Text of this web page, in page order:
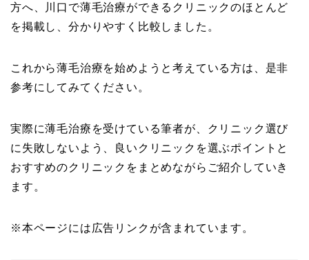
方へ、川口で薄毛治療ができるクリニックのほとんど
を掲載し、分かりやすく比較しました。
これから薄毛治療を始めようと考えている方は、是非
参考にしてみてください。
実際に薄毛治療を受けている筆者が、クリニック選び
に失敗しないよう、良いクリニックを選ぶポイントと
おすすめのクリニックをまとめながらご紹介していき
ます。
※本ページには広告リンクが含まれています。